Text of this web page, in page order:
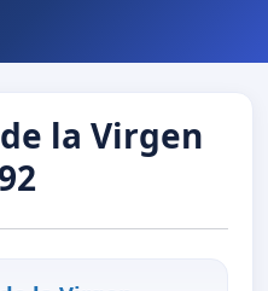
la Virgen